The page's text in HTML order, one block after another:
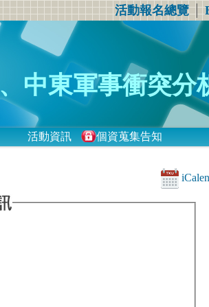
活動報名總覽│
中東軍事衝突分
活動資訊 個資蒐集告知